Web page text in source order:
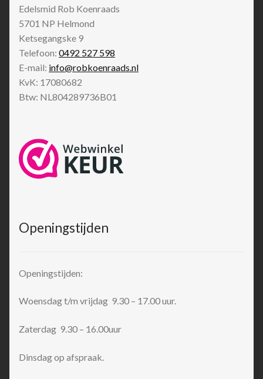
Edelsmid Rob Koenraads
5701 NP Helmond
Ketsegangske 9
Telefoon: 0492 527 598
E-mail: info@robkoenraads.nl
KvK: 17080682
Btw: NL804289736B01
Openingstijden
Openingstijden:
Woensdag t/m vrijdag 9.30 – 17.00 uur.
Zaterdag 9.30 – 16.00uur
Dinsdag op afspraak.